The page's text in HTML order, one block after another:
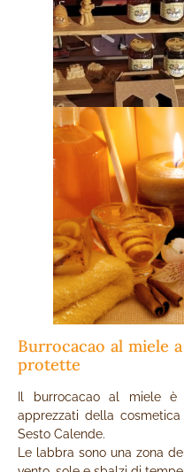
Burrocacao al miele
protette
Il burrocacao al miele
apprezzati della
Sesto Calende.
Le labbra sono una zona